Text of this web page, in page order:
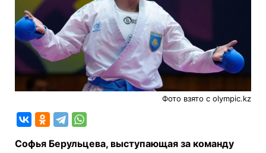
Фото взято с olympic.kz
Софья Берульцева, выступающая за команду